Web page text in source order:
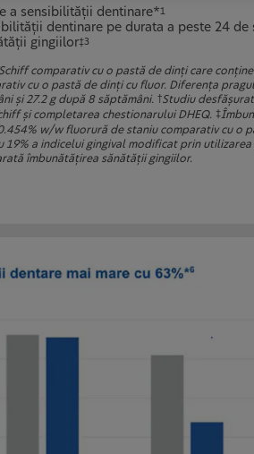
a sensibilităţii dentinare*1
dentinare pe durata a peste 24 de
gingiilor‡3
comparativ cu o pastă de dinţi care
cu o pastă de dinţi cu fluor. Diferenţa
şi 27.2 g după 8 săptămâni. †Studiu
şi completarea chestionarului DHEQ. ‡
w/w fluorură de staniu comparativ cu o
19% a indicelui gingival modificat prin
îmbunătăţirea sănătăţii gingiilor.